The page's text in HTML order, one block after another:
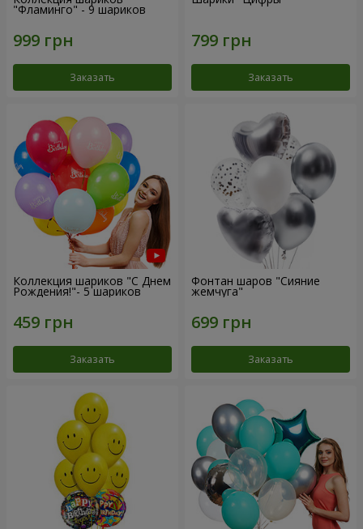
"Фламинго" - 9 шариков
Заказать Заказать
Коллекция шариков "С Днем
Рождения!"- 5 шариков
Заказать
Фонтан шаров "Сияние
жемчуга"
Заказать